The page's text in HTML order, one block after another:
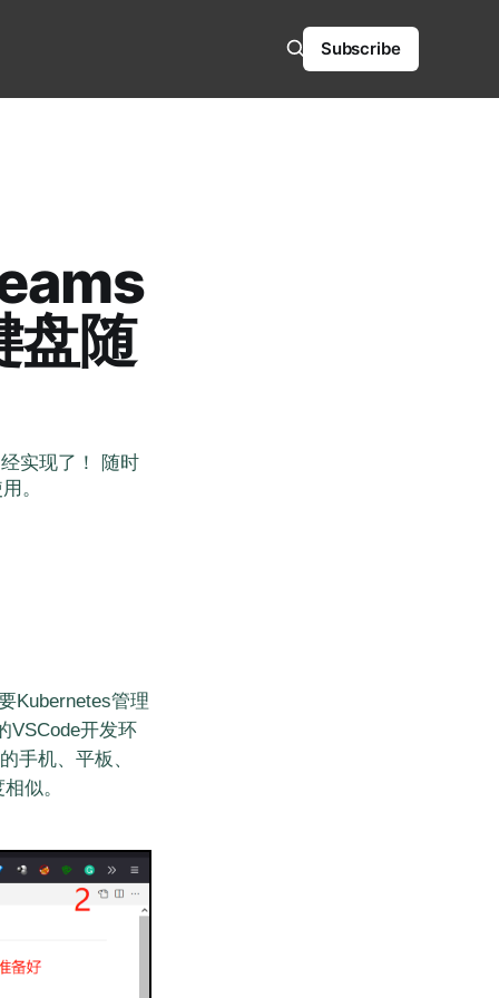
Subscribe
盘随
实现了！ 随时
。
Kubernetes管理
VSCode开发环
手机、平板、
似。